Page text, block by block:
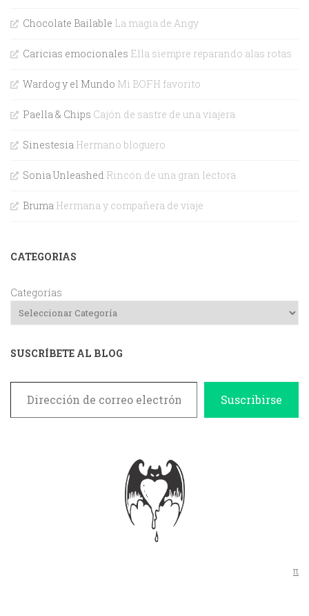
Chocolate Bailable La magia de Angy
Caricias emocionales Ella siempre reparando alas rotas
Wardog y el Mundo Mi BOFH favorito
Paella & Chips Cajón de sastre de una viajera
Sinestesia Hermano bloguero
Sonia Unleashed Rincón de una gran lectora
Bruma Hermana y compañera de viaje
CATEGORIAS
Categorías
SUSCRÍBETE AL BLOG
Dirección de correo electrónico
Suscribirse
π